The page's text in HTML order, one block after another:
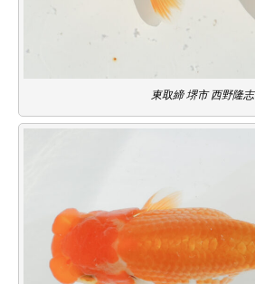
東取締 堺市 西野隆志